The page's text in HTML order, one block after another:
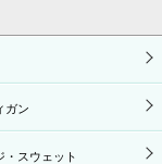
ガン
・スウェット